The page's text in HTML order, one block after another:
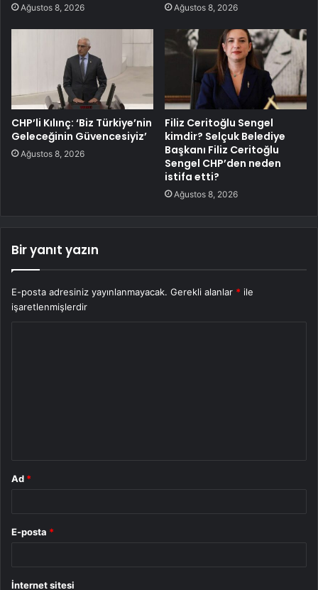
Ağustos 8, 2026 Ağustos 8, 2026
CHP’li Kılınç: ‘Biz Türkiye’nin
Geleceğinin Güvencesiyiz’
Ağustos 8, 2026
Filiz Ceritoğlu Sengel
kimdir? Selçuk Belediye
Başkanı Filiz Ceritoğlu
Sengel CHP’den neden
istifa etti?
Ağustos 8, 2026
Bir yanıt yazın
E-posta adresiniz yayınlanmayacak. Gerekli alanlar * ile
işaretlenmişlerdir
Ad *
E-posta *
İnternet sitesi